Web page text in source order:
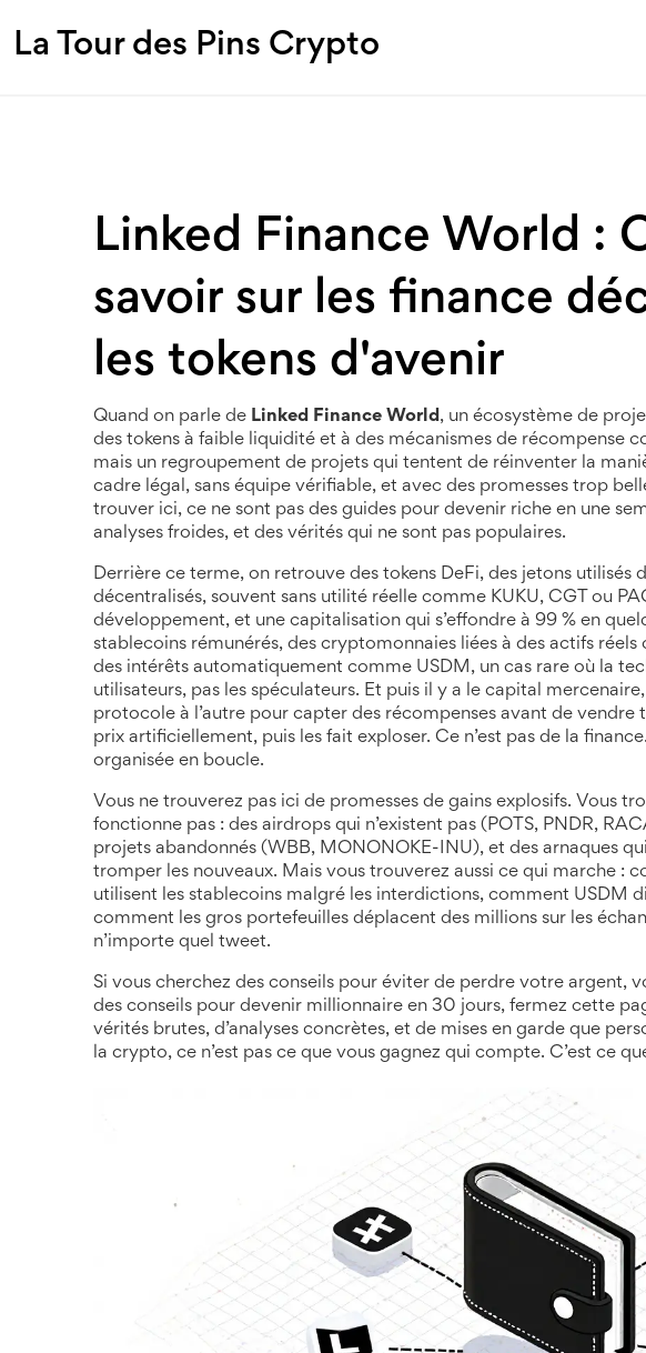
La Tour des Pins Crypto
Linked Finance World :
savoir sur les finance
les tokens d'avenir
Quand on parle de Linked Finance World, un écosystème de
des tokens à faible liquidité et à des mécanismes de récompense
mais un regroupement de projets qui tentent de réinventer la
cadre légal, sans équipe vérifiable, et avec des promesses trop
trouver ici, ce ne sont pas des guides pour devenir riche en une
analyses froides, et des vérités qui ne sont pas populaires.
Derrière ce terme, on retrouve des tokens DeFi, des jetons utilisés
décentralisés, souvent sans utilité réelle comme KUKU, CGT ou
développement, et une capitalisation qui s’effondre à 99 % en
stablecoins rémunérés, des cryptomonnaies liées à des actifs
des intérêts automatiquement comme USDM, un cas rare où la
utilisateurs, pas les spéculateurs. Et puis il y a le capital mercenaire,
protocole à l’autre pour capter des récompenses avant de vendre
prix artificiellement, puis les fait exploser. Ce n’est pas de la
organisée en boucle.
Vous ne trouverez pas ici de promesses de gains explosifs. Vous
fonctionne pas : des airdrops qui n’existent pas (POTS, PNDR,
projets abandonnés (WBB, MONONOKE-INU), et des arnaques
tromper les nouveaux. Mais vous trouverez aussi ce qui marche :
utilisent les stablecoins malgré les interdictions, comment USDM
comment les gros portefeuilles déplacent des millions sur les
n’importe quel tweet.
Si vous cherchez des conseils pour éviter de perdre votre argent,
des conseils pour devenir millionnaire en 30 jours, fermez cette
vérités brutes, d’analyses concrètes, et de mises en garde que
la crypto, ce n’est pas ce que vous gagnez qui compte. C’est ce